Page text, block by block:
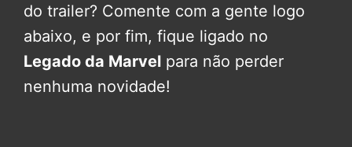
do trailer? Comente com a gente logo
abaixo, e por fim, fique ligado no
Legado da Marvel para não perder
nenhuma novidade!